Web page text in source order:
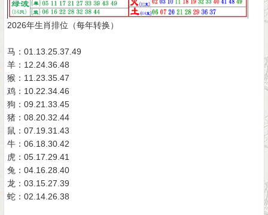
2026年生肖排位（每年转换）
马：01.13.25.37.49
羊：12.24.36.48
猴：11.23.35.47
鸡：10.22.34.46
狗：09.21.33.45
猪：08.20.32.44
鼠：07.19.31.43
牛：06.18.30.42
虎：05.17.29.41
兔：04.16.28.40
龙：03.15.27.39
蛇：02.14.26.38